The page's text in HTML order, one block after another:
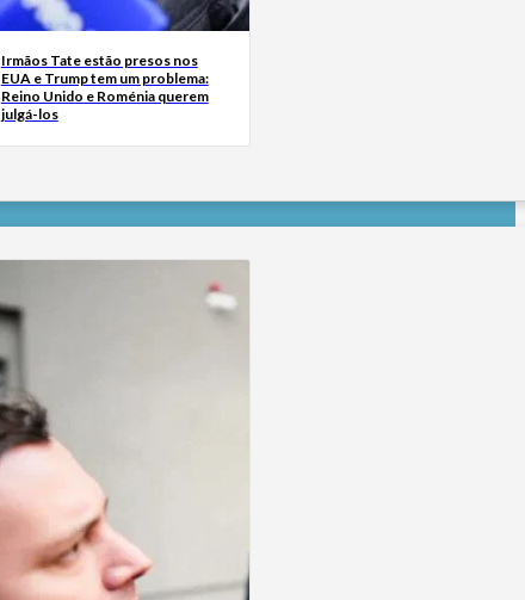
Irmãos Tate estão presos nos
EUA e Trump tem um problema:
Reino Unido e Roménia querem
julgá-los